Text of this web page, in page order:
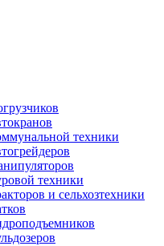
техники
техники
и сельхозтехники